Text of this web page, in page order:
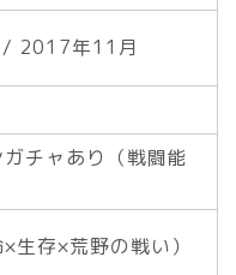
/ 2017年11月
チャあり（戦闘能
存×荒野の戦い）